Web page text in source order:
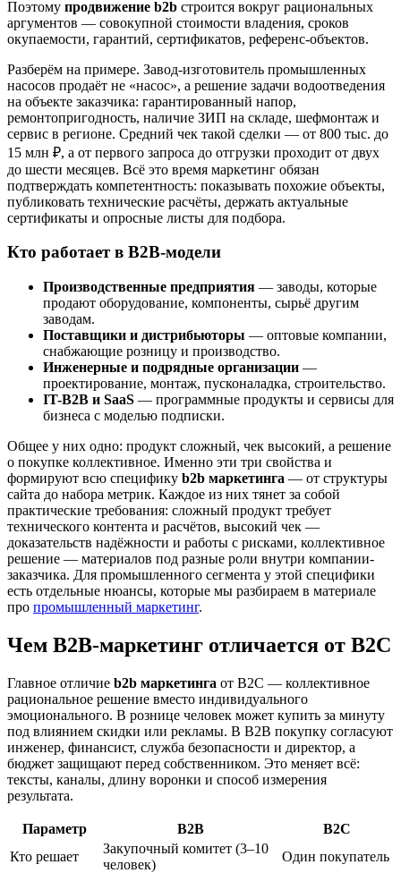
Поэтому продвижение b2b строится вокруг рациональных
аргументов — совокупной стоимости владения, сроков
окупаемости, гарантий, сертификатов, референс-объектов.
Разберём на примере. Завод-изготовитель промышленных
насосов продаёт не «насос», а решение задачи водоотведения
на объекте заказчика: гарантированный напор,
ремонтопригодность, наличие ЗИП на складе, шефмонтаж и
сервис в регионе. Средний чек такой сделки — от 800 тыс. до
15 млн ₽, а от первого запроса до отгрузки проходит от двух
до шести месяцев. Всё это время маркетинг обязан
подтверждать компетентность: показывать похожие объекты,
публиковать технические расчёты, держать актуальные
сертификаты и опросные листы для подбора.
Кто работает в B2B-модели
Производственные предприятия — заводы, которые
продают оборудование, компоненты, сырьё другим
заводам.
Поставщики и дистрибьюторы — оптовые компании,
снабжающие розницу и производство.
Инженерные и подрядные организации —
проектирование, монтаж, пусконаладка, строительство.
IT-B2B и SaaS — программные продукты и сервисы для
бизнеса с моделью подписки.
Общее у них одно: продукт сложный, чек высокий, а решение
о покупке коллективное. Именно эти три свойства и
формируют всю специфику b2b маркетинга — от структуры
сайта до набора метрик. Каждое из них тянет за собой
практические требования: сложный продукт требует
технического контента и расчётов, высокий чек —
доказательств надёжности и работы с рисками, коллективное
решение — материалов под разные роли внутри компании-
заказчика. Для промышленного сегмента у этой специфики
есть отдельные нюансы, которые мы разбираем в материале
про промышленный маркетинг.
Чем B2B-маркетинг отличается от B2C
Главное отличие b2b маркетинга от B2C — коллективное
рациональное решение вместо индивидуального
эмоционального. В рознице человек может купить за минуту
под влиянием скидки или рекламы. В B2B покупку согласуют
инженер, финансист, служба безопасности и директор, а
бюджет защищают перед собственником. Это меняет всё:
тексты, каналы, длину воронки и способ измерения
результата.
Параметр B2B
B2C
Кто решает
Закупочный комитет (3–10
человек)
Один покупатель